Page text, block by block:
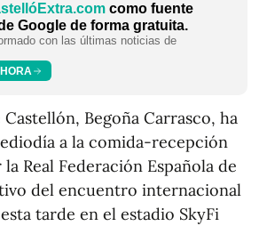
como fuente
Google de forma gratuita.
con las últimas noticias de
Castellón, Begoña Carrasco, ha
a la comida-recepción
Real Federación Española de
del encuentro internacional
tarde en el estadio SkyFi